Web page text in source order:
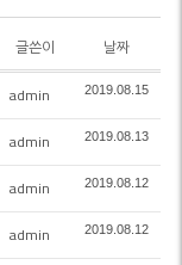
글쓴이 날짜
admin 2019.08.15
admin 2019.08.13
admin 2019.08.12
admin 2019.08.12